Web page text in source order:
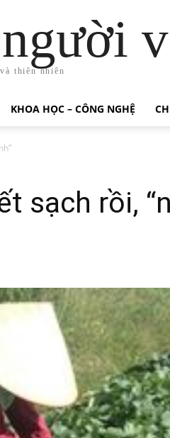
thiên nhiên
KHOA HỌC – CÔNG NGHỆ
sạch rồi,